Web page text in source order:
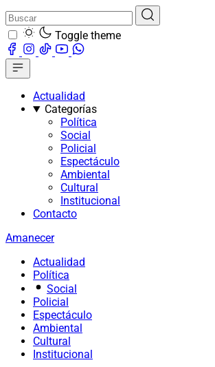
Toggle theme
Actualidad
Categorías
Política
Social
Policial
Espectáculo
Ambiental
Cultural
Institucional
Contacto
Amanecer
Actualidad
Política
Social
Policial
Espectáculo
Ambiental
Cultural
Institucional